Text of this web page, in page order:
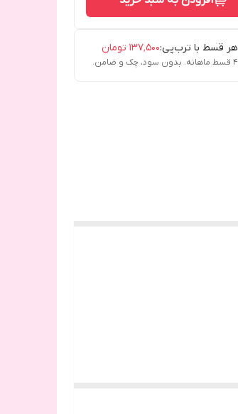
هر قسط با ترب‌پی:۱۳۷٬۵۰۰ تومان
۴ قسط ماهانه. بدون سود، چک و ضامن.